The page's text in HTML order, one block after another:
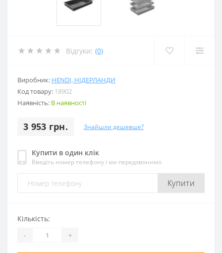
Відгуки: (0)
Виробник: HENDI, НІДЕРЛАНДИ
Код товару: 18902
Наявність: В наявності
3 953 грн. Знайшли дешевше?
Купити в один клік
Введіть номер телефону і ми передзвонимо
Купити
Кількість:
- +